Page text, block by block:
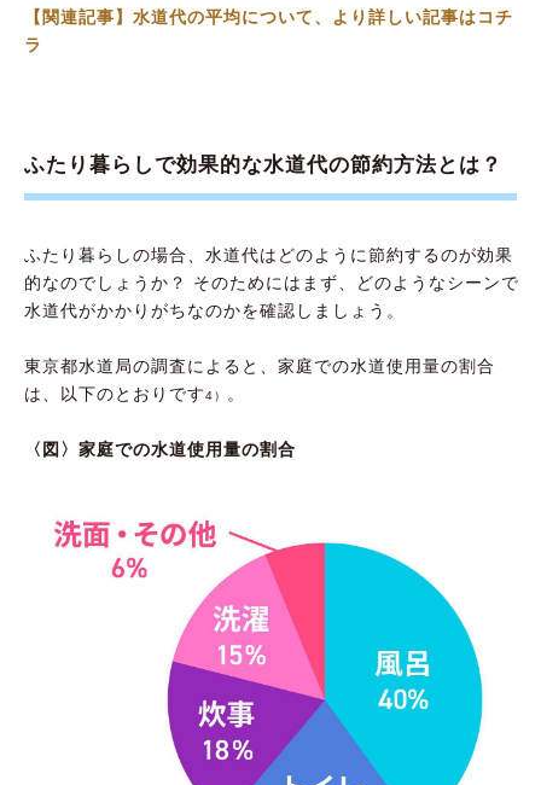
【関連記事】水道代の平均について、より詳しい記事はコチ
ラ
ふたり暮らしで効果的な水道代の節約方法とは？
ふたり暮らしの場合、水道代はどのように節約するのが効果
的なのでしょうか？ そのためにはまず、どのようなシーンで
水道代がかかりがちなのかを確認しましょう。
東京都水道局の調査によると、家庭での水道使用量の割合
は、以下のとおりです4） 。
〈図〉家庭での水道使用量の割合